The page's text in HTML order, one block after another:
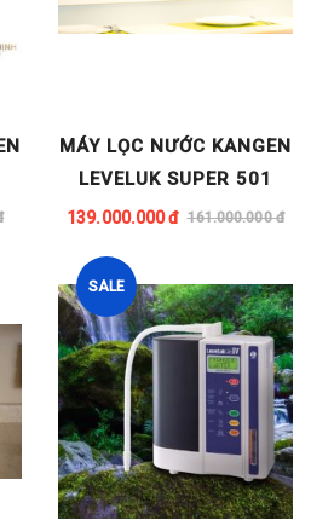
MÁY LỌC NƯỚC KANGEN
LEVELUK SUPER 501
139.000.000 đ 161.000.000 đ
SALE